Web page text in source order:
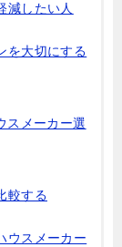
減したい人
を大切にする
スメーカー選
較する
ウスメーカー